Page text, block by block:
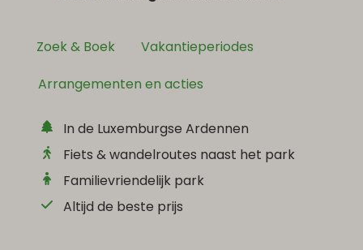
Zoek & Boek
Vakantieperiodes
Arrangementen en acties
In de Luxemburgse Ardennen
Fiets & wandelroutes naast het park
Familievriendelijk park
Altijd de beste prijs